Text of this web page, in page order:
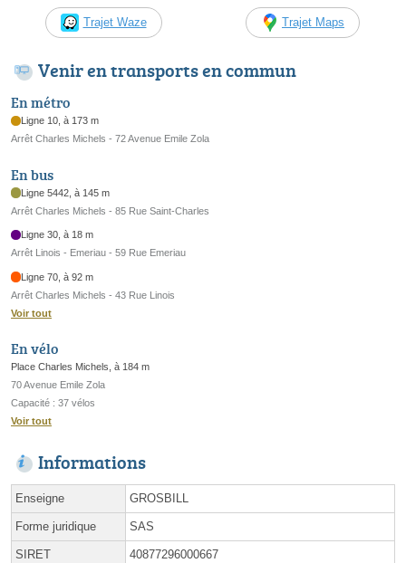
Trajet Waze Trajet Maps
Venir en transports en commun
En métro
Ligne 10, à 173 m
Arrêt Charles Michels - 72 Avenue Emile Zola
En bus
Ligne 5442, à 145 m
Arrêt Charles Michels - 85 Rue Saint-Charles
Ligne 30, à 18 m
Arrêt Linois - Emeriau - 59 Rue Emeriau
Ligne 70, à 92 m
Arrêt Charles Michels - 43 Rue Linois
Voir tout
En vélo
Place Charles Michels, à 184 m
70 Avenue Emile Zola
Capacité : 37 vélos
Voir tout
Informations
Enseigne GROSBILL
Forme juridique SAS
SIRET 40877296000667